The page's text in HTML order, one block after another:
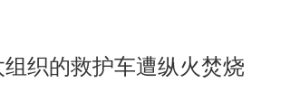
织的救护车遭纵火焚烧